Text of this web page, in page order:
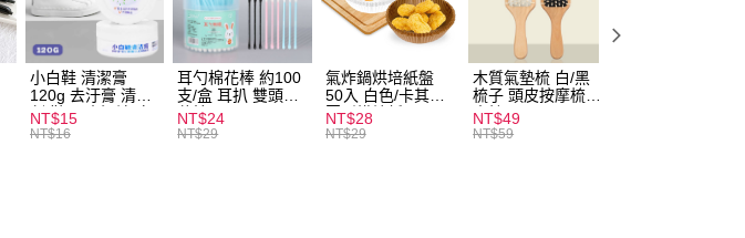
全家取貨付款
每筆NT$60，滿NT$599(含以上)免運費
付款後全家取貨
每筆NT$60，滿NT$599(含以上)免運費
小白鞋 清潔膏
120g 去汙膏 清潔
劑 鞋子 去汙漬 白
皮鞋 鞋油
NT$15
NT$16
耳勺棉花棒 約100
支/盒 耳扒 雙頭棉
花棒
NT$24
NT$29
氣炸鍋烘培紙盤
50入 白色/卡其色
圓形烘焙紙
NT$28
NT$29
木質氣墊梳 白/黑
梳子 頭皮按摩梳
木梳
NT$49
NT$59